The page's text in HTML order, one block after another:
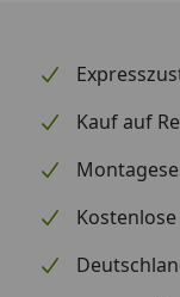
Kauf auf